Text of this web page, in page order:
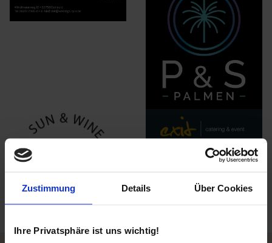
Zustimmung Details Über Cookies
Ihre Privatsphäre ist uns wichtig!